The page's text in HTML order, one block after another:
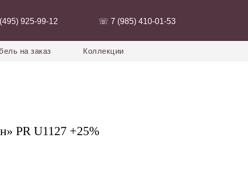
925-99-12‬
на заказ Коллекции
‭☏ 7 (985) 410-01-53‬
PR U1127 +25%